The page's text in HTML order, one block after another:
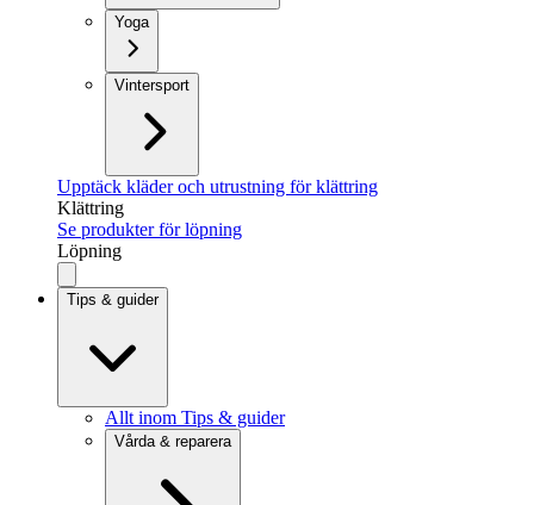
Yoga
Vintersport
Upptäck kläder och utrustning för klättring
Klättring
Se produkter för löpning
Löpning
Tips & guider
Allt inom Tips & guider
Vårda & reparera